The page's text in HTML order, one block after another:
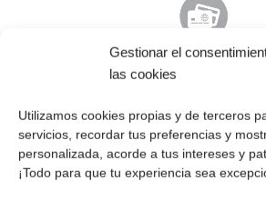
Gestionar el
las cookies
Utilizamos cookies propias y de terceros
servicios, recordar tus preferencias y
personalizada, acorde a tus intereses y
¡Todo para que tu experiencia sea
PAGO SEGURO
reembolso.